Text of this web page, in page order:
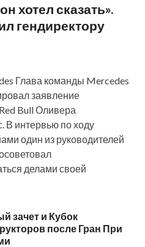
хотел сказать».
гендиректору
Глава команды Mercedes
заявление
Bull Оливера
В интервью по ходу
один из руководителей
делами своей
зачет и Кубок
после Гран При